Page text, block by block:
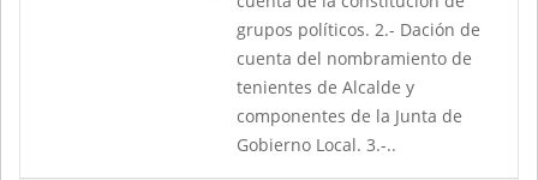
grupos políticos. 2.- Dación de
cuenta del nombramiento de
tenientes de Alcalde y
componentes de la Junta de
Gobierno Local. 3.-..